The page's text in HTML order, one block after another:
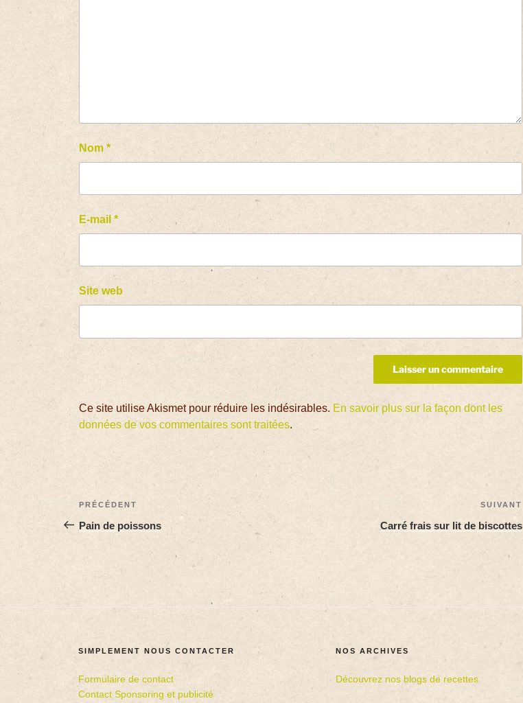
Nom*
E-mail*
Site web
Ce site utilise Akismet pour réduire les indésirables. En savoir plus sur la façon dont les
données de vos commentaires sont traitées.
PRÉCÉDENT
Pain de poissons
SUIVANT
Carré frais sur lit de biscottes
SIMPLEMENT NOUS CONTACTER
Formulaire de contact
Contact Sponsoring et publicité
NOS ARCHIVES
Découvrez nos blogs de recettes